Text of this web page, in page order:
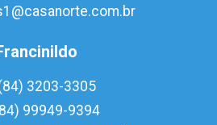
3203-3305
99949-9394